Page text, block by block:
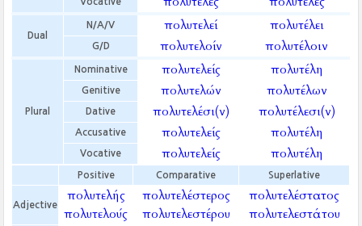
Dual
N/A/V πολυτελεί πολυτέλει
G/D πολυτελοίν πολυτέλοιν
Plural
Nominative πολυτελείς πολυτέλη
Genitive πολυτελών πολυτέλων
Dative πολυτελέσι(ν) πολυτέλεσι(ν)
Accusative πολυτελείς πολυτέλη
Vocative πολυτελείς πολυτέλη
Positive Comparative Superlative
Adjective
πολυτελής
πολυτελούς
πολυτελέστερος
πολυτελεστέρου
πολυτελέστατος
πολυτελεστάτου